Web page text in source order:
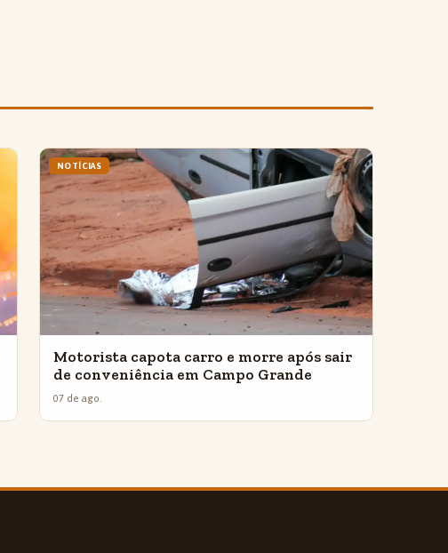
NOTÍCIAS
Motorista capota carro e morre após sair
de conveniência em Campo Grande
07 de ago.